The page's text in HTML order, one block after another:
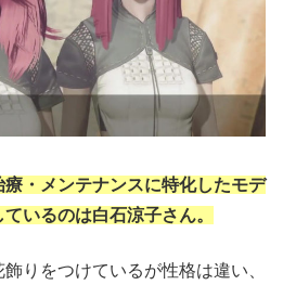
療・メンテナンスに特化したモデ
いるのは白石涼子さん。
りをつけているが性格は違い、